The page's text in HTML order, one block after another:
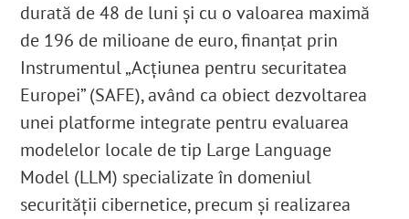
durată de 48 de luni și cu o valoarea maximă
de 196 de milioane de euro, finanțat prin
Instrumentul „Acțiunea pentru securitatea
Europei” (SAFE), având ca obiect dezvoltarea
unei platforme integrate pentru evaluarea
modelelor locale de tip Large Language
Model (LLM) specializate în domeniul
securității cibernetice, precum și realizarea